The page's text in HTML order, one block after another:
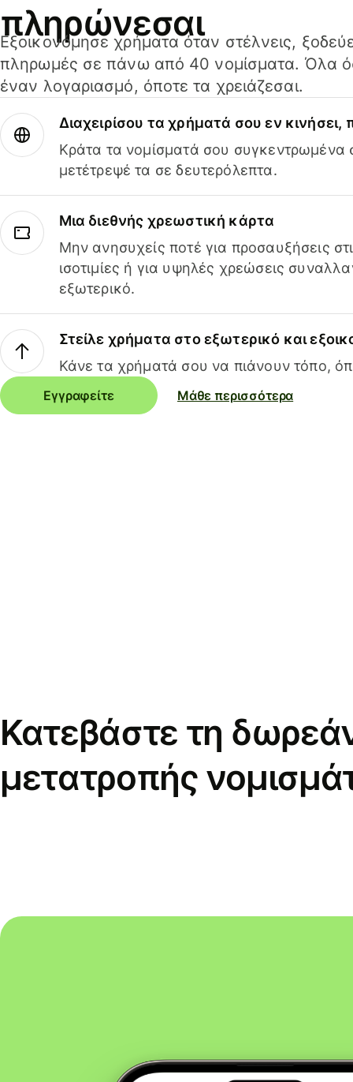
πληρώνεσαι
Εξοικονόμησε χρήματα όταν στέλνεις,
πληρωμές σε πάνω από 40 νομίσματα. Όλα
έναν λογαριασμό, όποτε τα χρειάζεσαι.
Διαχειρίσου τα χρήματά σου εν
Κράτα τα νομίσματά σου συγκεντρωμένα
μετέτρεψέ τα σε δευτερόλεπτα.
Μια διεθνής χρεωστική κάρτα
Μην ανησυχείς ποτέ για προσαυξήσεις
ισοτιμίες ή για υψηλές χρεώσεις
εξωτερικό.
Στείλε χρήματα στο εξωτερικό και
Κάνε τα χρήματά σου να πιάνουν τόπο,
Εγγραφείτε Μάθε περισσότερα
Κατεβάστε τη
μετατροπής